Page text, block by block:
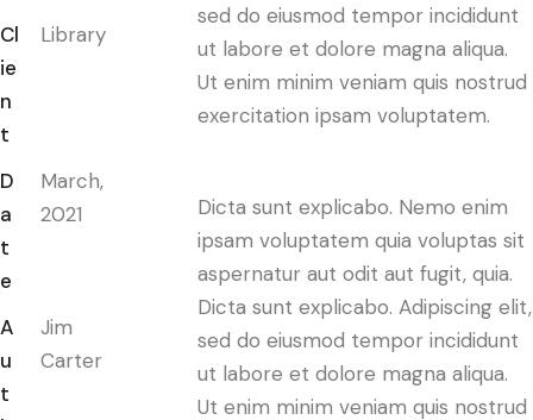
Cl
ie
n
t
Library
D
a
t
e
March,
2021
A
u
t
Jim
Carter
sed do eiusmod tempor incididunt
ut labore et dolore magna aliqua.
Ut enim minim veniam quis nostrud
exercitation ipsam voluptatem.
Dicta sunt explicabo. Nemo enim
ipsam voluptatem quia voluptas sit
aspernatur aut odit aut fugit, quia.
Dicta sunt explicabo. Adipiscing elit,
sed do eiusmod tempor incididunt
ut labore et dolore magna aliqua.
Ut enim minim veniam quis nostrud